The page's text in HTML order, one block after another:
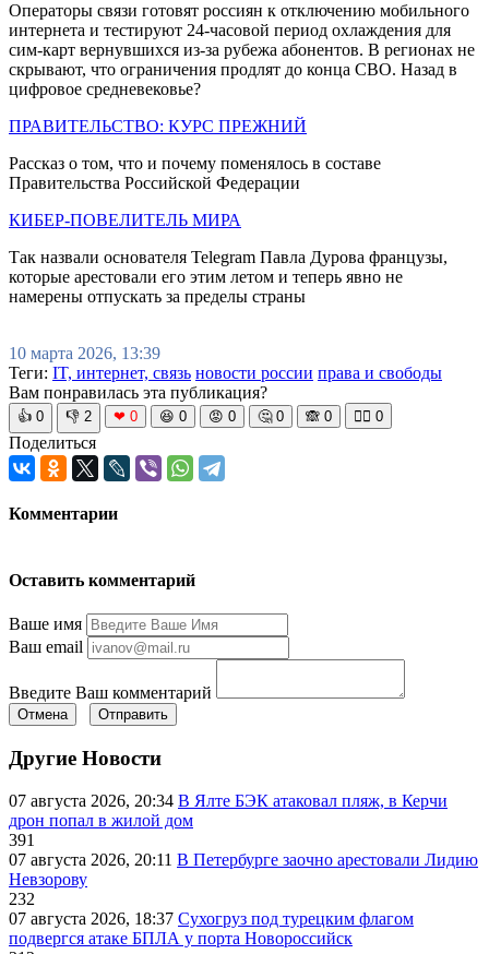
Операторы связи готовят россиян к отключению мобильного
интернета и тестируют 24-часовой период охлаждения для
сим-карт вернувшихся из-за рубежа абонентов. В регионах не
скрывают, что ограничения продлят до конца СВО. Назад в
цифровое средневековье?
ПРАВИТЕЛЬСТВО: КУРС ПРЕЖНИЙ
Рассказ о том, что и почему поменялось в составе
Правительства Российской Федерации
КИБЕР-ПОВЕЛИТЕЛЬ МИРА
Так назвали основателя Telegram Павла Дурова французы,
которые арестовали его этим летом и теперь явно не
намерены отпускать за пределы страны
10 марта 2026, 13:39
Теги: IT, интернет, связь новости россии права и свободы
Вам понравилась эта публикация?
👍 0 👎 2 ❤ 0 😆 0 😡 0 🤔 0 🙈 0 🧘‍♀️ 0
Поделиться
Комментарии
Оставить комментарий
Ваше имя
Ваш email
Введите Ваш комментарий
Отмена Отправить
Другие Новости
07 августа 2026, 20:34 В Ялте БЭК атаковал пляж, в Керчи
дрон попал в жилой дом
391
07 августа 2026, 20:11 В Петербурге заочно арестовали Лидию
Невзорову
232
07 августа 2026, 18:37 Сухогруз под турецким флагом
подвергся атаке БПЛА у порта Новороссийск